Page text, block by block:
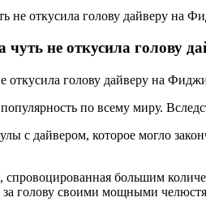
не откусила голову дайверу на
не откусила голову
по всему миру.
с дайвером, которое могло
спровоцированная большим
за голову своими мощными